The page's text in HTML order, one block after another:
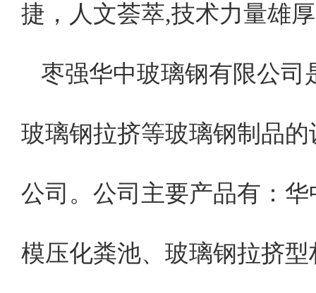
捷，人文荟萃,技术力量雄
枣强华中玻璃钢有限公
玻璃钢拉挤等玻璃钢制品
公司。公司主要产品有：
模压化粪池、玻璃钢拉挤型